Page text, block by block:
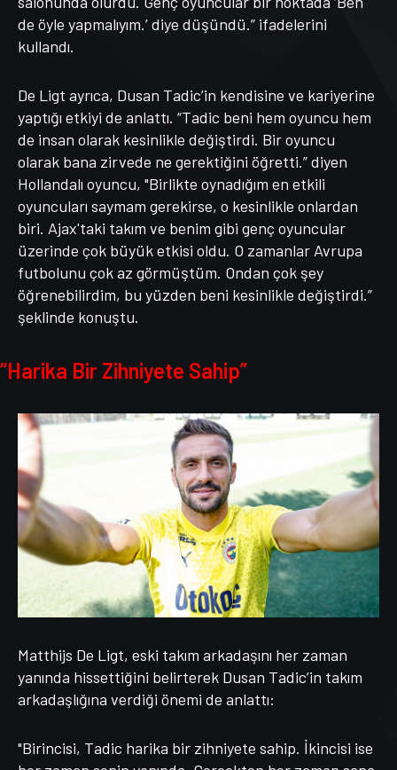
de öyle yapmalıyım.’ diye düşündü.” ifadelerini
kullandı.
De Ligt ayrıca, Dusan Tadic’in kendisine ve kariyerine
yaptığı etkiyi de anlattı. “Tadic beni hem oyuncu hem
de insan olarak kesinlikle değiştirdi. Bir oyuncu
olarak bana zirvede ne gerektiğini öğretti.” diyen
Hollandalı oyuncu, "Birlikte oynadığım en etkili
oyuncuları saymam gerekirse, o kesinlikle onlardan
biri. Ajax'taki takım ve benim gibi genç oyuncular
üzerinde çok büyük etkisi oldu. O zamanlar Avrupa
futbolunu çok az görmüştüm. Ondan çok şey
öğrenebilirdim, bu yüzden beni kesinlikle değiştirdi.”
şeklinde konuştu.
“Harika Bir Zihniyete Sahip”
Matthijs De Ligt, eski takım arkadaşını her zaman
yanında hissettiğini belirterek Dusan Tadic’in takım
arkadaşlığına verdiği önemi de anlattı:
"Birincisi, Tadic harika bir zihniyete sahip. İkincisi ise